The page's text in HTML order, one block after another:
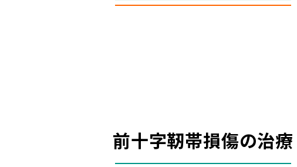
前十字靭帯損傷の治療